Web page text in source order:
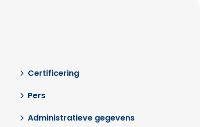
Certificering
Pers
Administratieve gegevens